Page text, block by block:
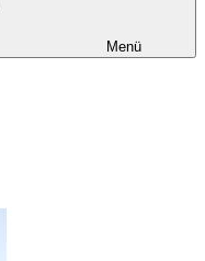
Menü